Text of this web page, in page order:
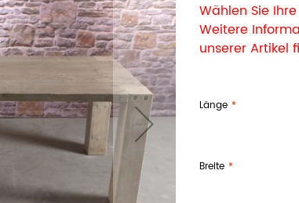
Wählen Sie
Weitere
unserer Artikel
Länge
Breite